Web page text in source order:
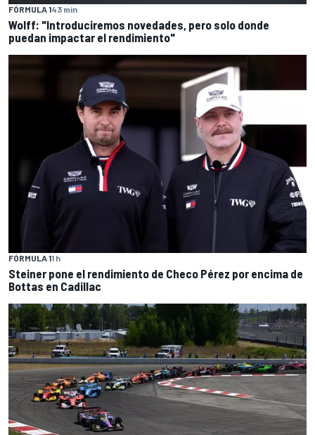
FÓRMULA 143 min
Wolff: "Introduciremos novedades, pero solo donde
puedan impactar el rendimiento"
FÓRMULA 11 h
Steiner pone el rendimiento de Checo Pérez por encima de
Bottas en Cadillac